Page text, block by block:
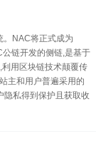
。NAC将正式成为
链开发的侧链,是基于
用区块链技术颠覆传
主和用户普遍采用的
隐私得到保护且获取收